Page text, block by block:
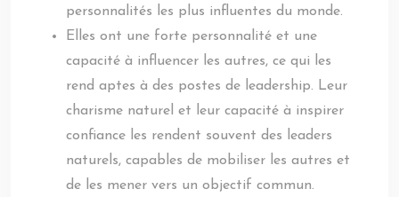
personnalités les plus influentes du monde.
Elles ont une forte personnalité et une
capacité à influencer les autres, ce qui les
rend aptes à des postes de leadership. Leur
charisme naturel et leur capacité à inspirer
confiance les rendent souvent des leaders
naturels, capables de mobiliser les autres et
de les mener vers un objectif commun.